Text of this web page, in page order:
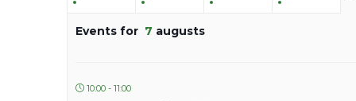
Events for 7 augusts
10:00 - 11:00